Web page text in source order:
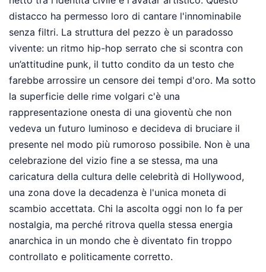
distacco ha permesso loro di cantare l'innominabile
senza filtri. La struttura del pezzo è un paradosso
vivente: un ritmo hip-hop serrato che si scontra con
un’attitudine punk, il tutto condito da un testo che
farebbe arrossire un censore dei tempi d'oro. Ma sotto
la superficie delle rime volgari c'è una
rappresentazione onesta di una gioventù che non
vedeva un futuro luminoso e decideva di bruciare il
presente nel modo più rumoroso possibile. Non è una
celebrazione del vizio fine a se stessa, ma una
caricatura della cultura delle celebrità di Hollywood,
una zona dove la decadenza è l'unica moneta di
scambio accettata. Chi la ascolta oggi non lo fa per
nostalgia, ma perché ritrova quella stessa energia
anarchica in un mondo che è diventato fin troppo
controllato e politicamente corretto.